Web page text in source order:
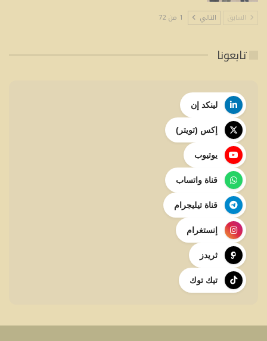
السابق التالي 1 من 72
تابعونا
لينكد إن
إكس (تويتر)
يوتيوب
قناة واتساب
قناة تيليجرام
إنستغرام
ثريدز
تيك توك